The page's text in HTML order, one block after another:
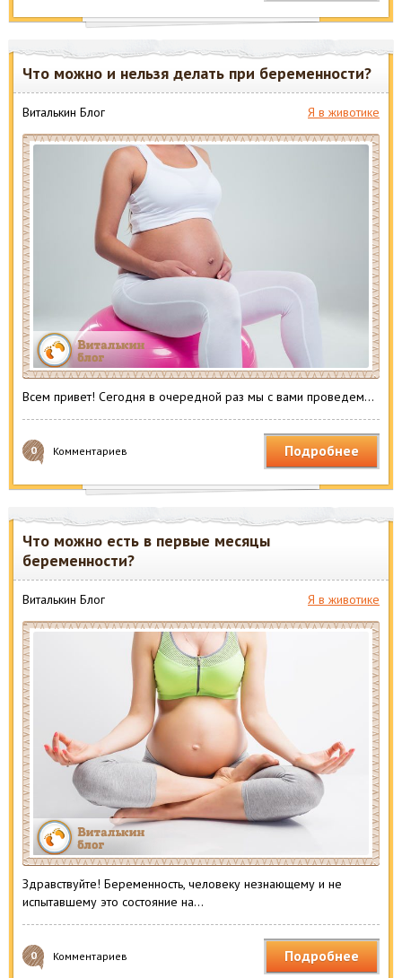
Что можно и нельзя делать при беременности?
Виталькин Блог Я в животике
Всем привет! Сегодня в очередной раз мы с вами проведем…
0 Комментариев Подробнее
Что можно есть в первые месяцы
беременности?
Виталькин Блог Я в животике
Здравствуйте! Беременность, человеку незнающему и не
испытавшему это состояние на…
0 Комментариев Подробнее